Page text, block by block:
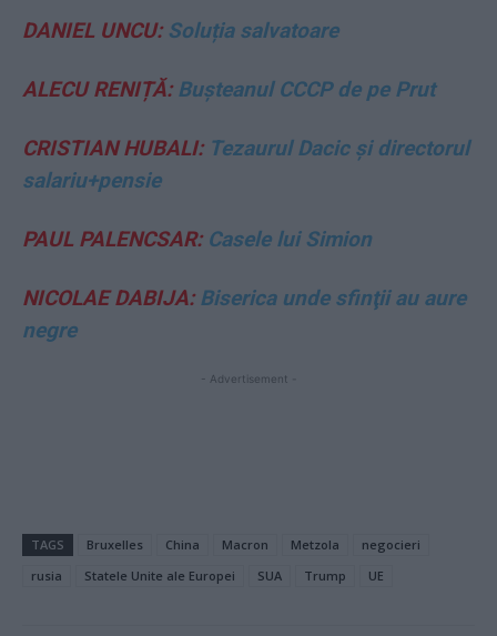
DANIEL UNCU:Soluția salvatoare
ALECU RENIȚĂ:Bușteanul CCCP de pe Prut
CRISTIAN HUBALI:Tezaurul Dacic și directorul
salariu+pensie
PAUL PALENCSAR:Casele lui Simion
NICOLAE DABIJA:Biserica unde sfinţii au aure
negre
- Advertisement -
TAGS Bruxelles China Macron Metzola
negocieri
rusia
Statele Unite ale Europei SUA Trump UE